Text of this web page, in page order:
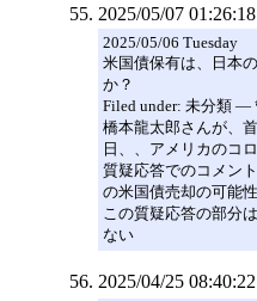
2025/05/07 01:26:18
2025/05/06 Tuesday
米国債保有は、日本
か？
Filed under: 未分類 —
橋本龍太郎さんが、
日、、アメリカのコ
質疑応答でのコメン
の米国債売却の可能
この質疑応答の部分
ない
2025/04/25 08:40:22